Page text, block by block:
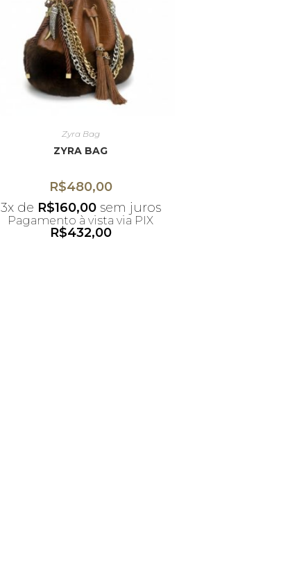
Zyra Bag
ZYRA BAG
R$480,00
3x de R$160,00 sem juros
Pagamento à vista via PIX
R$432,00